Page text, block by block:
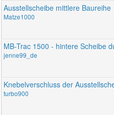
Ausstellscheibe mittlere Baureihe
Matze1000
MB-Trac 1500 - hintere Scheibe
jenne99_de
Knebelverschluss der
turbo900